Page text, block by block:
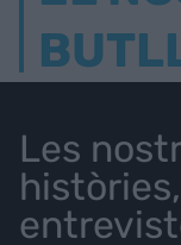
Les